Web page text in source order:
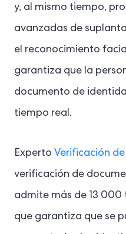
y, al mismo tiempo,
avanzadas de
el reconocimiento
garantiza que la
documento de
tiempo real.
Experto Verificación
verificación de
admite más de 13 000
que garantiza que se